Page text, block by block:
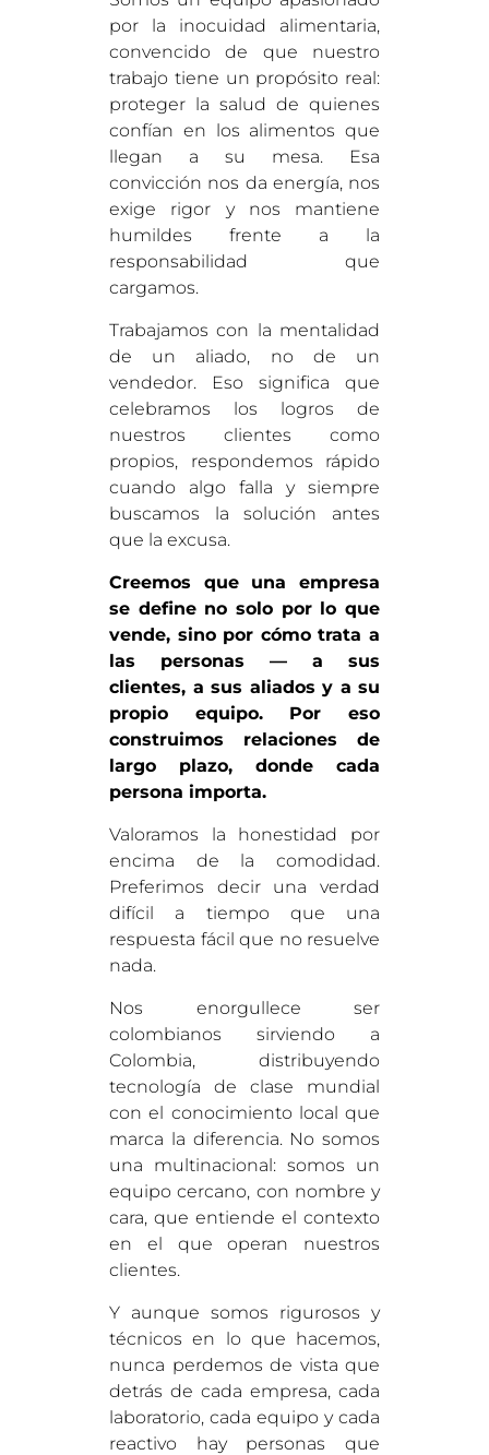
por la inocuidad alimentaria,
convencido de que nuestro
trabajo tiene un propósito real:
proteger la salud de quienes
confían en los alimentos que
llegan a su mesa. Esa
convicción nos da energía, nos
exige rigor y nos mantiene
humildes frente a la
responsabilidad que
cargamos.
Trabajamos con la mentalidad
de un aliado, no de un
vendedor. Eso significa que
celebramos los logros de
nuestros clientes como
propios, respondemos rápido
cuando algo falla y siempre
buscamos la solución antes
que la excusa.
Creemos que una empresa
se define no solo por lo que
vende, sino por cómo trata a
las personas — a sus
clientes, a sus aliados y a su
propio equipo. Por eso
construimos relaciones de
largo plazo, donde cada
persona importa.
Valoramos la honestidad por
encima de la comodidad.
Preferimos decir una verdad
difícil a tiempo que una
respuesta fácil que no resuelve
nada.
Nos enorgullece ser
colombianos sirviendo a
Colombia, distribuyendo
tecnología de clase mundial
con el conocimiento local que
marca la diferencia. No somos
una multinacional: somos un
equipo cercano, con nombre y
cara, que entiende el contexto
en el que operan nuestros
clientes.
Y aunque somos rigurosos y
técnicos en lo que hacemos,
nunca perdemos de vista que
detrás de cada empresa, cada
laboratorio, cada equipo y cada
reactivo hay personas que